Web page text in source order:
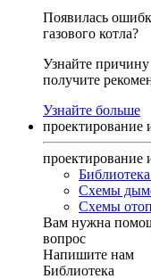
Появилась
газового котла?
Узнайте
получите
Узнайте больше
проектирование
проектирование
Схемы
Схемы
Вам нужна
вопрос
Напишите нам
Библиотека